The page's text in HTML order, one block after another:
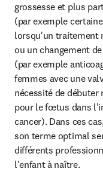
grossesse et plus
(par exemple
lorsqu'un traitement
ou un changement
(par exemple
femmes avec une
nécessité de
pour le fœtus dans
cancer). Dans ces
son terme optimal
différents
l'enfant à naître.